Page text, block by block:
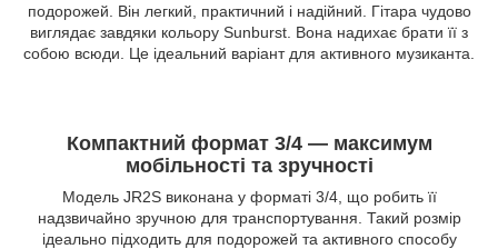
подорожей. Він легкий, практичний і надійний. Гітара чудово
виглядає завдяки кольору Sunburst. Вона надихає брати її з
собою всюди. Це ідеальний варіант для активного музиканта.
Компактний формат 3/4 — максимум
мобільності та зручності
Модель JR2S виконана у форматі 3/4, що робить її
надзвичайно зручною для транспортування. Такий розмір
ідеально підходить для подорожей та активного способу